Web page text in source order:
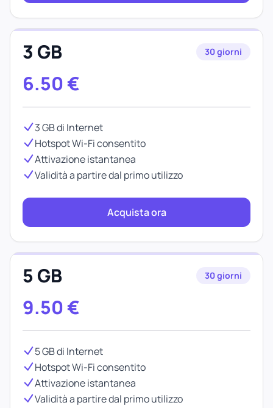
3 GB 30 giorni
6.50 €
3 GB di Internet
Hotspot Wi-Fi consentito
Attivazione istantanea
Validità a partire dal primo utilizzo
Acquista ora
5 GB 30 giorni
9.50 €
5 GB di Internet
Hotspot Wi-Fi consentito
Attivazione istantanea
Validità a partire dal primo utilizzo